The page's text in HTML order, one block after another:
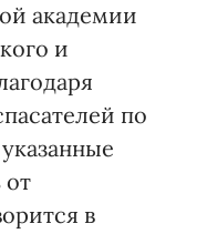
академии
и
по
от
в